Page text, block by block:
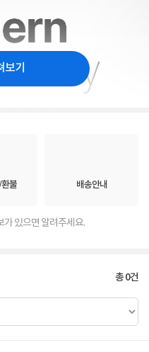
보기
불 배송안내
가 있으면 알려주세요.
총0건